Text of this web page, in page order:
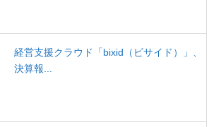
経営支援クラウド「bixid（ビサイド）」、
決算報...